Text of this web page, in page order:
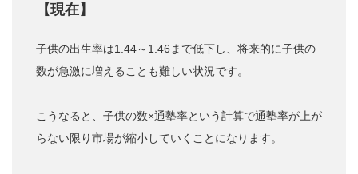
【現在】
子供の出生率は1.44～1.46まで低下し、将来的に子供の
数が急激に増えることも難しい状況です。
こうなると、子供の数×通塾率という計算で通塾率が上が
らない限り市場が縮小していくことになります。